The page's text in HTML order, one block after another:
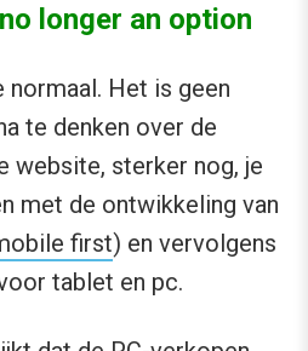
longer an option
Het is geen
te denken over de
website, sterker nog, je
met de ontwikkeling van
first) en vervolgens
tablet en pc.